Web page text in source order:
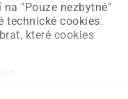
"Pouze nezbytné"
technické cookies.
které cookies
Úvodní strana